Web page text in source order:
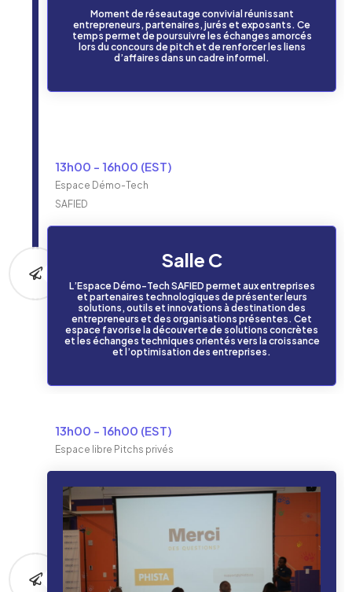
Moment de réseautage convivial réunissant
entrepreneurs, partenaires, jurés et exposants. Ce
temps permet de poursuivre les échanges amorcés
lors du concours de pitch et de renforcer les liens
d’affaires dans un cadre informel.
13h00 - 16h00 (EST)
Espace Démo-Tech
SAFIED
Salle C
L’Espace Démo-Tech SAFIED permet aux entreprises
et partenaires technologiques de présenter leurs
solutions, outils et innovations à destination des
entrepreneurs et des organisations présentes. Cet
espace favorise la découverte de solutions concrètes
et les échanges techniques orientés vers la croissance
et l’optimisation des entreprises.
13h00 - 16h00 (EST)
Espace libre Pitchs privés